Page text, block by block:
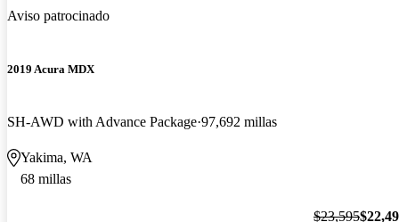
Aviso patrocinado
2019 Acura MDX
SH-AWD with Advance Package 97,692 millas
Yakima, WA
68 millas
$23,595